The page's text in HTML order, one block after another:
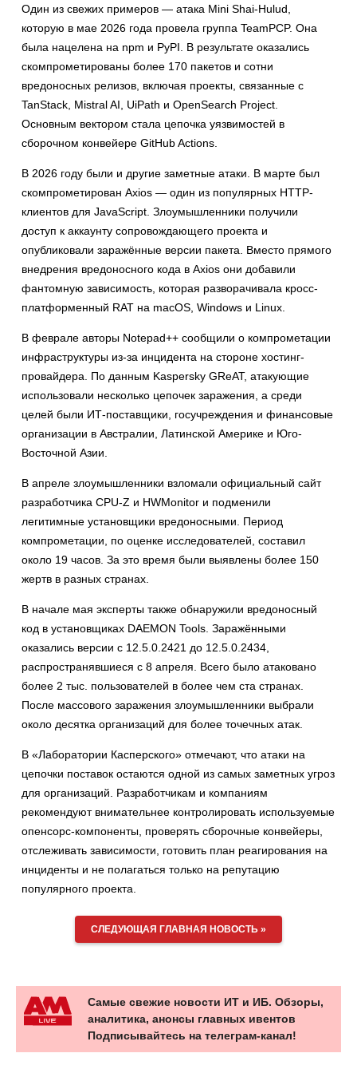
Один из свежих примеров — атака Mini Shai-Hulud,
которую в мае 2026 года провела группа TeamPCP. Она
была нацелена на npm и PyPI. В результате оказались
скомпрометированы более 170 пакетов и сотни
вредоносных релизов, включая проекты, связанные с
TanStack, Mistral AI, UiPath и OpenSearch Project.
Основным вектором стала цепочка уязвимостей в
сборочном конвейере GitHub Actions.
В 2026 году были и другие заметные атаки. В марте был
скомпрометирован Axios — один из популярных HTTP-
клиентов для JavaScript. Злоумышленники получили
доступ к аккаунту сопровождающего проекта и
опубликовали заражённые версии пакета. Вместо прямого
внедрения вредоносного кода в Axios они добавили
фантомную зависимость, которая разворачивала кросс-
платформенный RAT на macOS, Windows и Linux.
В феврале авторы Notepad++ сообщили о компрометации
инфраструктуры из-за инцидента на стороне хостинг-
провайдера. По данным Kaspersky GReAT, атакующие
использовали несколько цепочек заражения, а среди
целей были ИТ-поставщики, госучреждения и финансовые
организации в Австралии, Латинской Америке и Юго-
Восточной Азии.
В апреле злоумышленники взломали официальный сайт
разработчика CPU-Z и HWMonitor и подменили
легитимные установщики вредоносными. Период
компрометации, по оценке исследователей, составил
около 19 часов. За это время были выявлены более 150
жертв в разных странах.
В начале мая эксперты также обнаружили вредоносный
код в установщиках DAEMON Tools. Заражёнными
оказались версии с 12.5.0.2421 до 12.5.0.2434,
распространявшиеся с 8 апреля. Всего было атаковано
более 2 тыс. пользователей в более чем ста странах.
После массового заражения злоумышленники выбрали
около десятка организаций для более точечных атак.
В «Лаборатории Касперского» отмечают, что атаки на
цепочки поставок остаются одной из самых заметных угроз
для организаций. Разработчикам и компаниям
рекомендуют внимательнее контролировать используемые
опенсорс-компоненты, проверять сборочные конвейеры,
отслеживать зависимости, готовить план реагирования на
инциденты и не полагаться только на репутацию
популярного проекта.
СЛЕДУЮЩАЯ ГЛАВНАЯ НОВОСТЬ »
Самые свежие новости ИТ и ИБ. Обзоры,
аналитика, анонсы главных ивентов
Подписывайтесь на телеграм-канал!